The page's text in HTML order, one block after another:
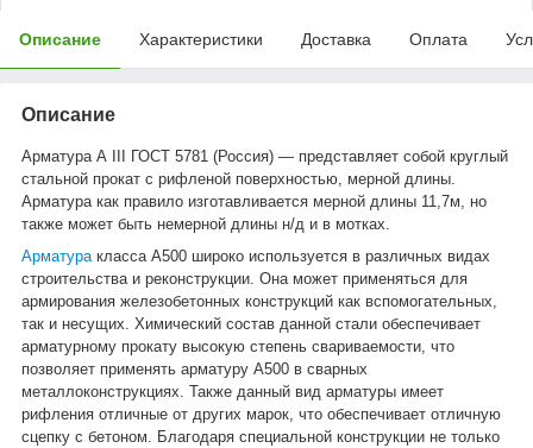
Описание Характеристики Доставка Оплата
Описание
Арматура А III ГОСТ 5781 (Россия) — представляет собой круглый
стальной прокат с рифленой поверхностью, мерной длины.
Арматура как правило изготавливается мерной длины 11,7м, но
также может быть немерной длины н/д и в мотках.
Арматура класса А500 широко используется в различных видах
строительства и реконструкции. Она может применяться для
армирования железобетонных конструкций как вспомогательных,
так и несущих. Химический состав данной стали обеспечивает
арматурному прокату высокую степень свариваемости, что
позволяет применять арматуру А500 в сварных
металлоконструкциях. Также данный вид арматуры имеет
рифления отличные от других марок, что обеспечивает отличную
сцепку с бетоном. Благодаря специальной конструкции не только